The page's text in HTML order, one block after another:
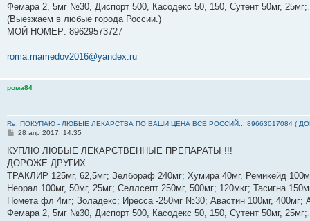
Фемара 2, 5мг №30, Диспорт 500, Касодекс 50, 150, Сутент 50мг,
(Выезжаем в любые города России.)
МОЙ НОМЕР: ‪89629573727‬
roma.mamedov2016@yandex.ru
рома84
Re: ПОКУПАЮ - ЛЮБЫЕ ЛЕКАРСТВА ПО ВАШИ ЦЕНА ВСЕ РОССИЙ... 89663017084 (
С
о
щ
е
и
е
28 апр 2017, 14:35
КУПЛЮ ЛЮБЫЕ ЛЕКАРСТВЕННЫЕ ПРЕПАРАТЫ !!!
ДОРОЖЕ ДРУГИХ…..
ТРАКЛИР 125мг, 62,5мг; Зелбораф 240мг; Хумира 40мг, Ремикейд
Неорал 100мг, 50мг, 25мг; Селлсепт 250мг, 500мг; 120мкг; Тасигна
Помета фл 4мг; Золадекс; Иресса -250мг №30; Авастин 100мг, 400мг;
Фемара 2, 5мг №30, Диспорт 500, Касодекс 50, 150, Сутент 50мг,